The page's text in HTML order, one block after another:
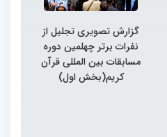
گزارش تصویری تجلیل از
نفرات برتر چهلمین دوره
مسابقات بین المللی قرآن
کریم(بخش اول)